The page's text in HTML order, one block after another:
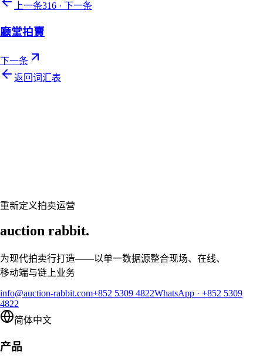
上一条316 · 下一条
廳堂拍賣
下一条
返回词汇表
重新定义拍卖运营
auction rabbit.
为现代拍卖行打造——以单一数据源整合现场、在线、
移动端与链上业务
info@auction-rabbit.com+852 5309 4822WhatsApp · +852 5309
4822
简体中文
产品